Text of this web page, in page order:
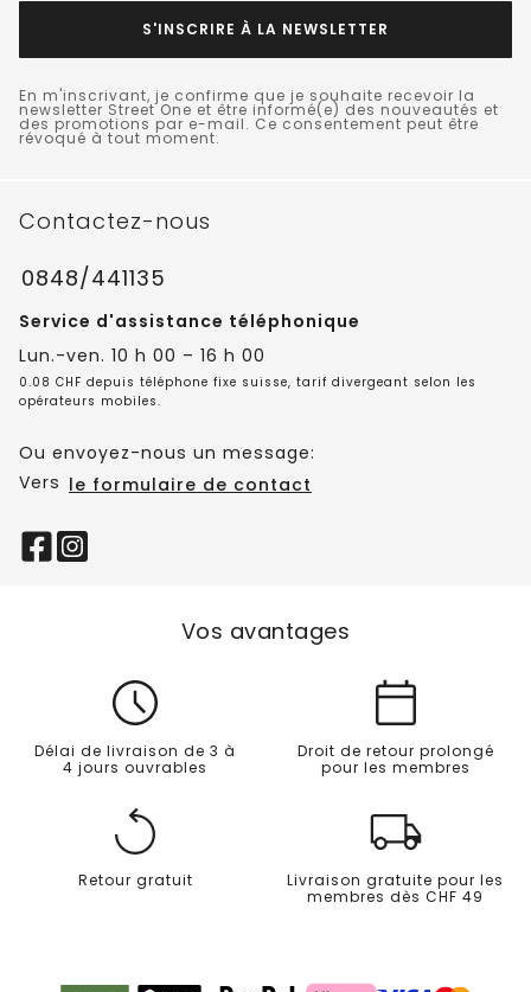
S'INSCRIRE À LA NEWSLETTER
En m'inscrivant, je confirme que je souhaite recevoir la
newsletter Street One et être informé(e) des nouveautés et
des promotions par e-mail. Ce consentement peut être
révoqué à tout moment.
Contactez-nous
0848/441135
Service d'assistance téléphonique
Lun.-ven. 10 h 00 – 16 h 00
0.08 CHF depuis téléphone fixe suisse, tarif divergeant selon les
opérateurs mobiles.
Ou envoyez-nous un message:
Vers le formulaire de contact
Vos avantages
Délai de livraison de 3 à
4 jours ouvrables
Droit de retour prolongé
pour les membres
Retour gratuit
Livraison gratuite pour les
membres dès CHF 49